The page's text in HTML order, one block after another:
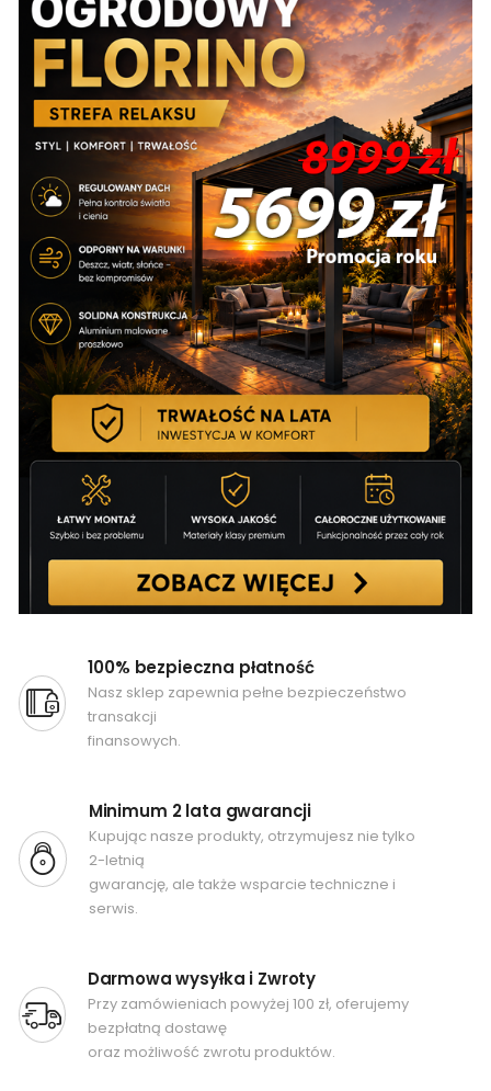
100% bezpieczna płatność
Nasz sklep zapewnia pełne bezpieczeństwo
transakcji
finansowych.
Minimum 2 lata gwarancji
Kupując nasze produkty, otrzymujesz nie tylko
2-letnią
gwarancję, ale także wsparcie techniczne i
serwis.
Darmowa wysyłka i Zwroty
Przy zamówieniach powyżej 100 zł, oferujemy
bezpłatną dostawę
oraz możliwość zwrotu produktów.